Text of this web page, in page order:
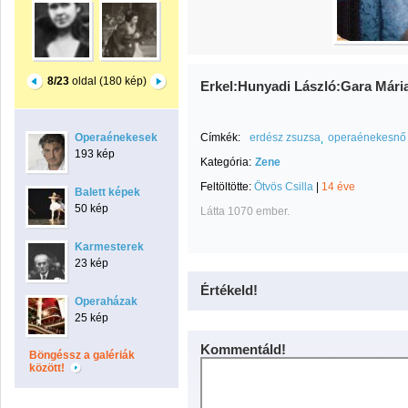
8/23oldal (180 kép)
Operaénekesek
193 kép
Balett képek
50 kép
Karmesterek
23 kép
Operaházak
25 kép
Böngéssz a galériák
között!
Erkel:Hunyadi László:Gara
Címkék: erdész zsuzsa operaénekesnő
Kategória: Zene
Feltöltötte: Ötvös Csilla
14 éve
Látta 1070 ember.
Értékeld!
Kommentáld!